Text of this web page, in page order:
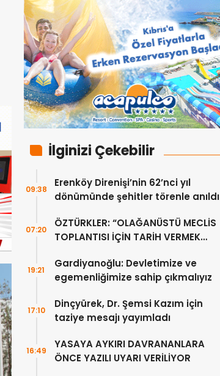
İlginizi Çekebilir
Erenköy Direnişi’nin 62’nci yıl
dönümünde şehitler törenle anıldı
09:38
ÖZTÜRKLER: “OLAĞANÜSTÜ MECLİS
TOPLANTISI İÇİN TARİH VERMEK
07:20
Gardiyanoğlu: Devletimize ve
egemenliğimize sahip çıkmalıyız
19:21
Dinçyürek, Dr. Şemsi Kazım için
taziye mesajı yayımladı
17:10
YASAYA AYKIRI DAVRANANLARA
ÖNCE YAZILI UYARI VERİLİYOR
16:49